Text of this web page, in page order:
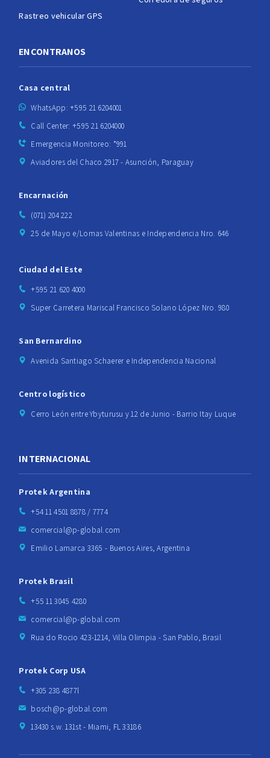
Rastreo vehicular GPS
ENCONTRANOS
Casa central
WhatsApp: +595 21 6204001
Call Center: +595 21 6204000
Emergencia Monitoreo: *991
Aviadores del Chaco 2917 - Asunción, Paraguay
Encarnación
(071) 204 222
25 de Mayo e/Lomas Valentinas e Independencia Nro. 646
Ciudad del Este
+595 21 620 4000
Super Carretera Mariscal Francisco Solano López Nro. 980
San Bernardino
Avenida Santiago Schaerer e Independencia Nacional
Centro logístico
Cerro León entre Ybyturusu y 12 de Junio - Barrio Itay Luque
INTERNACIONAL
Protek Argentina
+54 11 4501 8878 / 7774
comercial@p-global.com
Emilio Lamarca 3365 - Buenos Aires, Argentina
Protek Brasil
+55 11 3045 4280
comercial@p-global.com
Rua do Rocio 423-1214, Villa Olimpia - San Pablo, Brasil
Protek Corp USA
+305 238 4877l
bosch@p-global.com
13430 s.w. 131st - Miami, FL 33186